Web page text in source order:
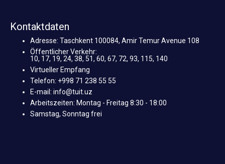
Kontaktdaten
Adresse: Taschkent 100084, Amir Temur Avenue 108
Öffentlicher Verkehr:
10, 17, 19, 24, 38, 51, 60, 67, 72, 93, 115, 140
Virtueller Empfang
Telefon: +998 71 238 55 55
E-mail: info@tuit.uz
Arbeitszeiten: Montag - Freitag 8:30 - 18:00
Samstag, Sonntag frei